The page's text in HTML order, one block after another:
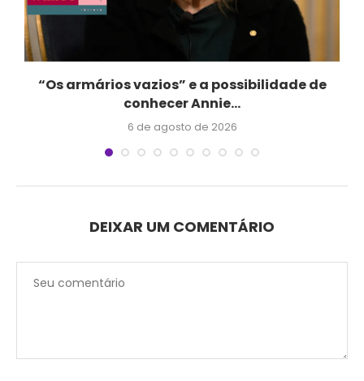
“Os armários vazios” e a possibilidade de
conhecer Annie...
6 de agosto de 2026
DEIXAR UM COMENTÁRIO